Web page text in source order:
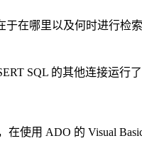
在哪里以及何时进行检
SQL 的其他连接运行
使用 ADO 的 Visual